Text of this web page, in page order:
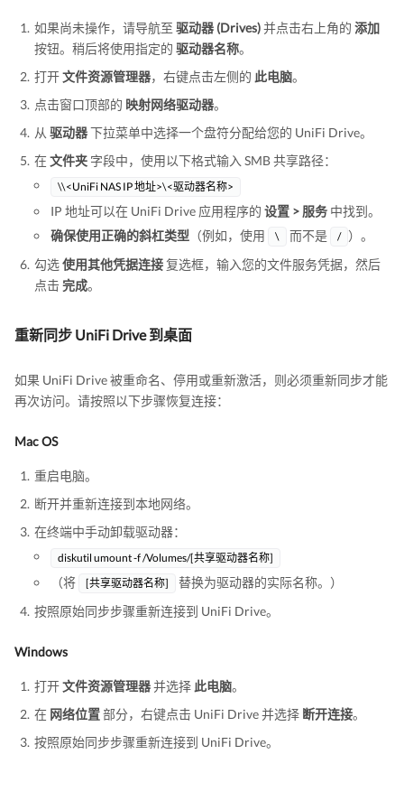
如果尚未操作，请导航至 驱动器 (Drives)并点击右上角的 添加
按钮。稍后将使用指定的 驱动器名称。
打开文件资源管理器，右键点击左侧的 此电脑。
点击窗口顶部的 映射网络驱动器。
从 驱动器下拉菜单中选择一个盘符分配给您的 UniFi Drive。
在 文件夹 字段中，使用以下格式输入 SMB 共享路径：
\\<UniFi NAS IP 地址>\<驱动器名称>
IP 地址可以在 UniFi Drive 应用程序的 设置 > 服务 中找到。
确保使用正确的斜杠类型 （例如，使用 \ 而不是 / ）。
勾选使用其他凭据连接 复选框，输入您的文件服务凭据，然后
点击 完成。
重新同步 UniFi Drive 到桌面
如果 UniFi Drive 被重命名、停用或重新激活，则必须重新同步才能
再次访问。请按照以下步骤恢复连接：
Mac OS
重启电脑。
断开并重新连接到本地网络。
在终端中手动卸载驱动器：
diskutil umount -f /Volumes/[共享驱动器名称]
（将 [共享驱动器名称]
替换为驱动器的实际名称。）
按照原始同步步骤重新连接到 UniFi Drive。
Windows
打开文件资源管理器并选择 此电脑。
在 网络位置部分，右键点击 UniFi Drive 并选择 断开连接。
按照原始同步步骤重新连接到 UniFi Drive。